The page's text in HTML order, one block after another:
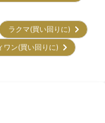
ラクマ(買い回りに)
ワン(買い回りに)